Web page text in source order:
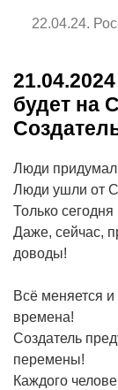
22.04.24.
21.04.2024
будет на
Люди
Люди ушли от
Только
Даже, сейчас,
доводы!
Всё меняется
времена!
Создатель
перемены!
Каждого